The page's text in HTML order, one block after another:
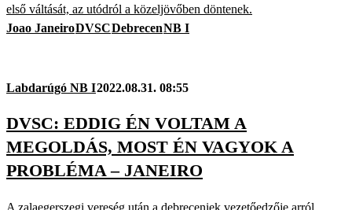
első váltását, az utódról a közeljövőben döntenek.
Joao JaneiroDVSCDebrecenNB I
Labdarúgó NB I2022.08.31. 08:55
DVSC: EDDIG ÉN VOLTAM A
MEGOLDÁS, MOST ÉN VAGYOK A
PROBLÉMA – JANEIRO
A zalaegerszegi vereség után a debreceniek vezetőedzője arról